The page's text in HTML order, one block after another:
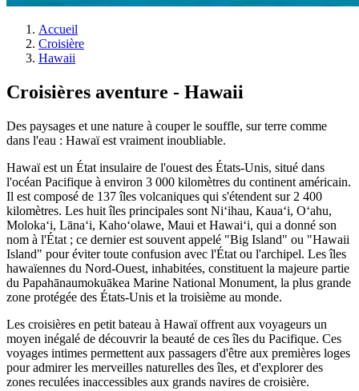
Accueil
Croisière
Hawaii
Croisières aventure - Hawaii
Des paysages et une nature à couper le souffle, sur terre comme
dans l'eau : Hawaï est vraiment inoubliable.
Hawaï est un État insulaire de l'ouest des États-Unis, situé dans
l'océan Pacifique à environ 3 000 kilomètres du continent américain.
Il est composé de 137 îles volcaniques qui s'étendent sur 2 400
kilomètres. Les huit îles principales sont Niʻihau, Kauaʻi, Oʻahu,
Molokaʻi, Lānaʻi, Kahoʻolawe, Maui et Hawaiʻi, qui a donné son
nom à l'État ; ce dernier est souvent appelé "Big Island" ou "Hawaii
Island" pour éviter toute confusion avec l'État ou l'archipel. Les îles
hawaïennes du Nord-Ouest, inhabitées, constituent la majeure partie
du Papahānaumokuākea Marine National Monument, la plus grande
zone protégée des États-Unis et la troisième au monde.
Les croisières en petit bateau à Hawaï offrent aux voyageurs un
moyen inégalé de découvrir la beauté de ces îles du Pacifique. Ces
voyages intimes permettent aux passagers d'être aux premières loges
pour admirer les merveilles naturelles des îles, et d'explorer des
zones reculées inaccessibles aux grands navires de croisière.